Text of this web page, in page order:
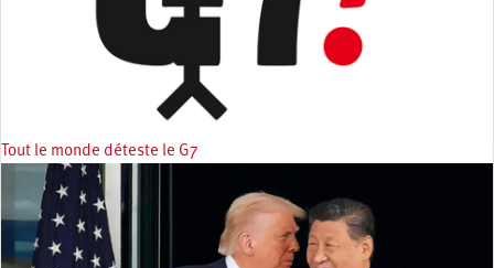
Tout le monde déteste le G7